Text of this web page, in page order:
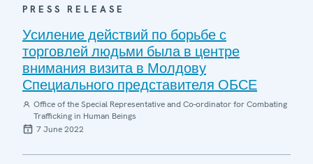
PRESS RELEASE
Усиление действий по борьбе с
торговлей людьми была в центре
внимания визита в Молдову
Специального представителя ОБСЕ
Office of the Special Representative and Co-ordinator for Combating
Trafficking in Human Beings
7 June 2022